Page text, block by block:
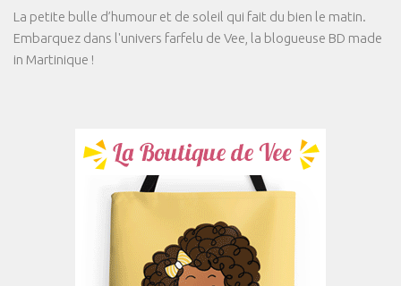
La petite bulle d’humour et de soleil qui fait du bien le matin.
Embarquez dans l'univers farfelu de Vee, la blogueuse BD made
in Martinique !